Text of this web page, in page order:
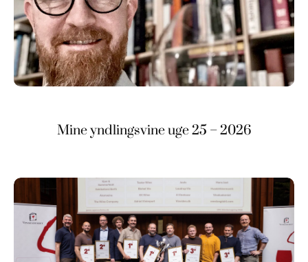
Mine yndlingsvine uge 25 – 2026